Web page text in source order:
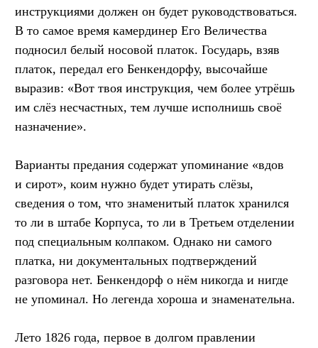
инструкциями должен он будет руководствоваться.
В то самое время камердинер Его Величества
подносил белый носовой платок. Государь, взяв
платок, передал его Бенкендорфу, высочайше
выразив: «Вот твоя инструкция, чем более утрёшь
им слёз несчастных, тем лучше исполнишь своё
назначение».
Варианты предания содержат упоминание «вдов
и сирот», коим нужно будет утирать слёзы,
сведения о том, что знаменитый платок хранился
то ли в штабе Корпуса, то ли в Третьем отделении
под специальным колпаком. Однако ни самого
платка, ни документальных подтверждений
разговора нет. Бенкендорф о нём никогда и нигде
не упоминал. Но легенда хороша и знаменательна.
Лето 1826 года, первое в долгом правлении